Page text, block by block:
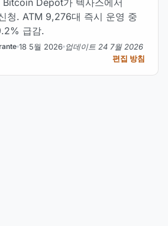
Depot가 텍사스에서
청. ATM 9,276대 즉시 운영 중
급감.
18 5월 2026 업데이트 24 7월 2026
편집 방침